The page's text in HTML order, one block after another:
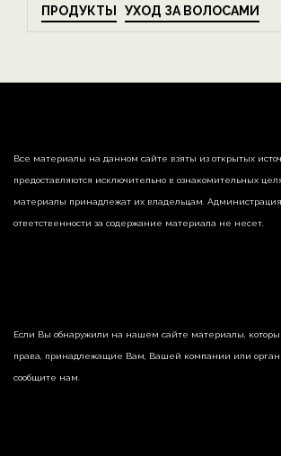
ПРОДУКТЫ УХОД ЗА ВОЛОСАМИ
Все материалы на данном сайте взяты из открытых
предоставляются исключительно в ознакомительных
материалы принадлежат их владельцам. Администрация
ответственности за содержание материала не несет.
Если Вы обнаружили на нашем сайте материалы,
права, принадлежащие Вам, Вашей компании или
сообщите нам.